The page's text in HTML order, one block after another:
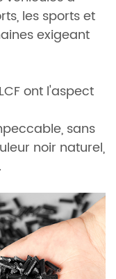
les sports et
exigeant
ont l'aspect
sans
noir naturel,